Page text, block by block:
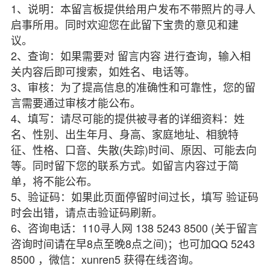
1、说明：本留言板提供给用户发布不带照片的寻人
启事所用。同时欢迎您在此留下宝贵的意见和建
议。
2、查询：如果需要对 留言内容 进行查询，输入相
关内容后即可搜索，如姓名、电话等。
3、审核：为了提高信息的准确性和可靠性，您的留
言需要通过审核才能公布。
4、填写：请尽可能的提供被寻者的详细资料：姓
名、性别、出生年月、身高、家庭地址、相貌特
征、性格、口音、失散(失踪)时间、原因、可能去向
等。同时留下您的联系方式。如留言内容过于简
单，将不能公布。
5、验证码：如果此页面停留时间过长，填写 验证码
时会出错，请点击验证码刷新。
6、咨询电话：110寻人网 138 5243 8500 (关于留言
咨询时间请在早8点至晚8点之间)；也可加QQ 5243
8500 ，微信：xunren5 获得在线咨询。